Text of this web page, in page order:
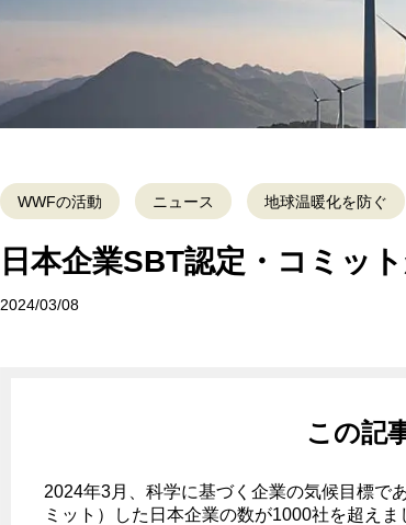
WWFの活動 ニュース 地球温暖化を防ぐ
日本企業SBT認定・コミッ
2024/03/08
この記
2024年3月、科学に基づく企業の気候目標で
ミット）した日本企業の数が1000社を超え